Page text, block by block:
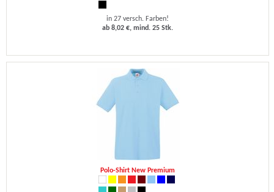
in 27 versch. Farben!
ab 8,02 €, mind. 25 Stk.
Polo-Shirt New Premium